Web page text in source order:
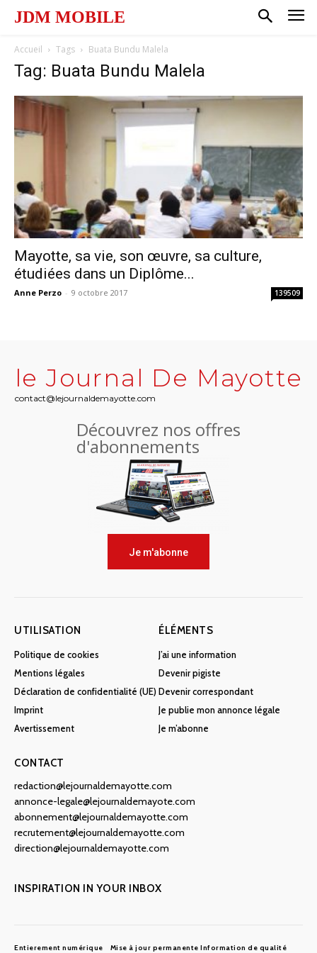
JDM MOBILE
Accueil Tags Buata Bundu Malela
Tag: Buata Bundu Malela
Mayotte, sa vie, son œuvre, sa culture,
étudiées dans un Diplôme...
Anne Perzo - 9 octobre 2017 139509
le Journal De Mayotte
contact@lejournaldemayotte.com
Découvrez nos offres
d'abonnements
Je m'abonne
UTILISATION
Politique de cookies
Mentions légales
Déclaration de confidentialité (UE)
Imprint
Avertissement
ÉLÉMENTS
J’ai une information
Devenir pigiste
Devenir correspondant
Je publie mon annonce légale
Je m’abonne
CONTACT
redaction@lejournaldemayotte.com
annonce-legale@lejournaldemayote.com
abonnement@lejournaldemayotte.com
recrutement@lejournaldemayotte.com
direction@lejournaldemayotte.com
INSPIRATION IN YOUR INBOX
Entierement numérique Mise à jour permanente Information de qualité